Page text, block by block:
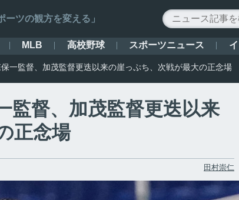
ーツの観方を変える」
MLB 高校野球 スポーツニュース
一監督、加茂監督更迭以来の崖っぷち、次戦が最大の正念場
監督、加茂監督更迭以来
正念場
田村崇仁